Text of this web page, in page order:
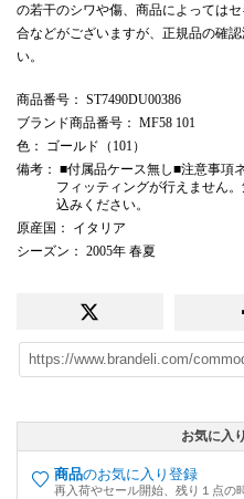
の若干のシワや傷、商品によっては
合などがございますが、正規品の確
い。
商品番号 ： ST7490DU00386
ブランド商品番号 ： MF58 101
色 ： ゴールド（101）
備考 ： ■付属品ケース無し■注意事項
フィッティングが行えません
込みください。
原産国 ： イタリア
シーズン ： 2005年 春夏
お気に入
商品のお気に入り登録
再入荷やセール開始、残り１点の